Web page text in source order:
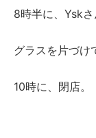
8時半に、Yskさ
グラスを片づけ
10時に、閉店。